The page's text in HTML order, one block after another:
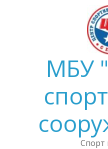
МБУ
Спорт